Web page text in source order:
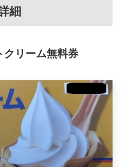
細
クリーム無料券